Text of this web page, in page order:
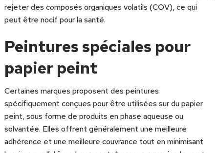
rejeter des composés organiques volatils (COV), ce qui
peut être nocif pour la santé.
Peintures spéciales pour
papier peint
Certaines marques proposent des peintures
spécifiquement conçues pour être utilisées sur du papier
peint, sous forme de produits en phase aqueuse ou
solvantée. Elles offrent généralement une meilleure
adhérence et une meilleure couvrance tout en minimisant